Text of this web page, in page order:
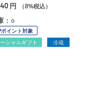
円 （8%税込）
：○
ポイント対象
シャルギフト
冷蔵